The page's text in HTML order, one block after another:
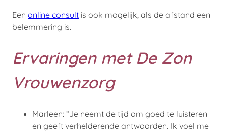
Een online consult is ook mogelijk, als de afstand een
belemmering is.
Ervaringen met De Zon
Vrouwenzorg
Marleen: “Je neemt de tijd om goed te luisteren
en geeft verhelderende antwoorden. Ik voel me